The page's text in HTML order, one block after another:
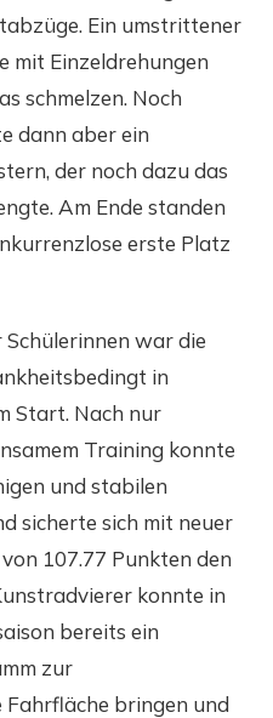
Ein umstrittener
mit Einzeldrehungen
schmelzen. Noch
dann aber ein
der noch dazu das
Am Ende standen
erste Platz
war die
in
Start. Nach nur
Training konnte
und stabilen
sicherte sich mit neuer
107.77 Punkten den
konnte in
bereits ein
zur
bringen und